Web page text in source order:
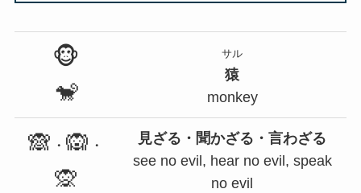
🐵
🐒
サル
猿
monkey
🙈 ・ 🙉 ・
🙊
見ざる・聞かざる・言わざる
see no evil, hear no evil, speak
no evil